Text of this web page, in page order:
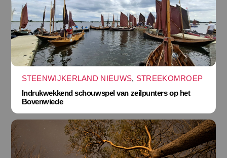
STEENWIJKERLAND NIEUWS, STREEKOMROEP
Indrukwekkend schouwspel van zeilpunters op het
Bovenwiede